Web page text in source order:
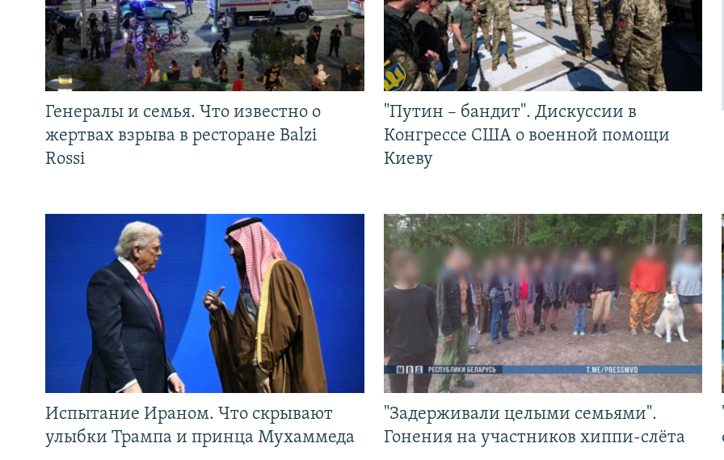
Генералы и семья. Что известно о
жертвах взрыва в ресторане Balzi
Rossi
"Путин – бандит". Дискуссии в
Конгрессе США о военной помощи
Киеву
Испытание Ираном. Что скрывают
улыбки Трампа и принца Мухаммеда
"Задерживали целыми семьями".
Гонения на участников хиппи-слёта